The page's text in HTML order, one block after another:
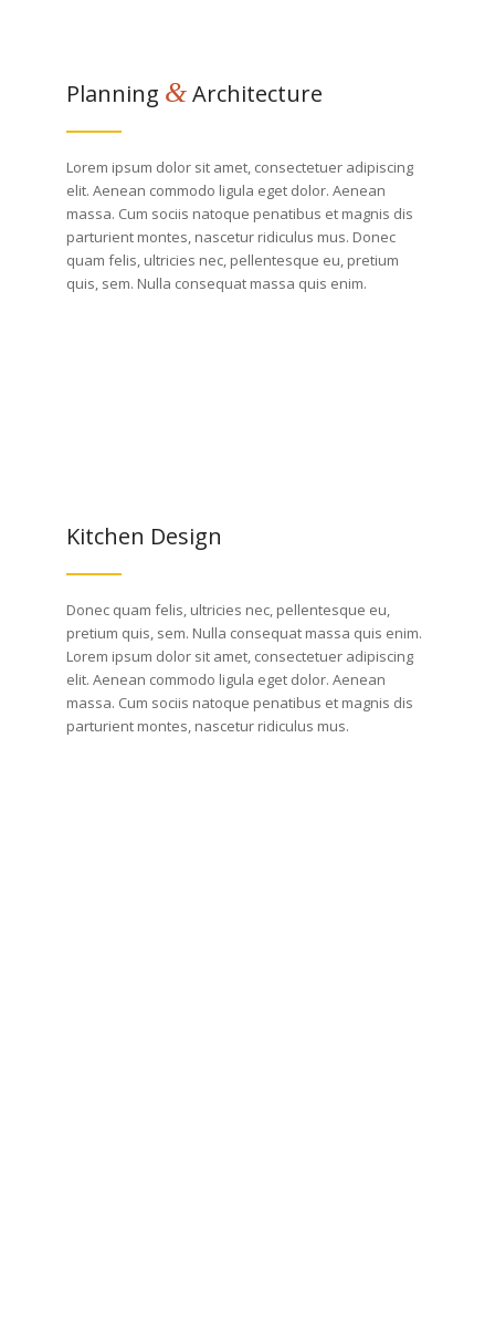
Planning &Architecture
Lorem ipsum dolor sit amet, consectetuer adipiscing
elit. Aenean commodo ligula eget dolor. Aenean
massa. Cum sociis natoque penatibus et magnis dis
parturient montes, nascetur ridiculus mus. Donec
quam felis, ultricies nec, pellentesque eu, pretium
quis, sem. Nulla consequat massa quis enim.
Kitchen Design
Donec quam felis, ultricies nec, pellentesque eu,
pretium quis, sem. Nulla consequat massa quis enim.
Lorem ipsum dolor sit amet, consectetuer adipiscing
elit. Aenean commodo ligula eget dolor. Aenean
massa. Cum sociis natoque penatibus et magnis dis
parturient montes, nascetur ridiculus mus.